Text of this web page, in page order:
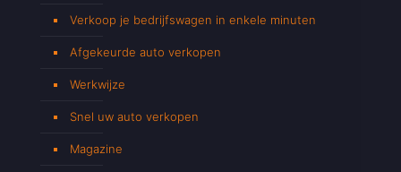
Verkoop je bedrijfswagen in enkele minuten
Afgekeurde auto verkopen
Werkwijze
Snel uw auto verkopen
Magazine